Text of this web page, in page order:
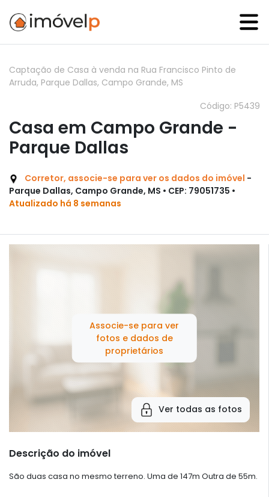
Captação de Casa à venda na Rua Francisco Pinto de
Arruda, Parque Dallas, Campo Grande, MS
Código: P5439
Casa em Campo Grande -
Parque Dallas
Corretor, associe-se para ver os dados do imóvel -
Parque Dallas, Campo Grande, MS • CEP: 79051735 •
Atualizado há 8 semanas
Associe-se para ver
fotos e dados de
proprietários
Ver todas as fotos
Descrição do imóvel
São duas casa no mesmo terreno. Uma de 147m Outra de 55m.